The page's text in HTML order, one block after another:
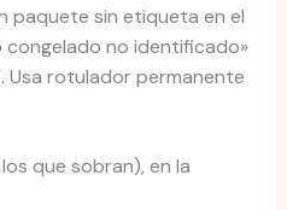
paquete sin etiqueta en el
no identificado»
Usa rotulador permanente
que sobran), en la